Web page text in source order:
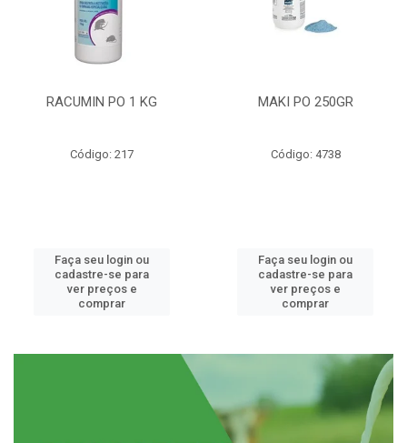
RACUMIN PO 1 KG
Código: 217
Faça seu login ou
cadastre-se para
ver preços e
comprar
MAKI PO 250GR
Código: 4738
Faça seu login ou
cadastre-se para
ver preços e
comprar